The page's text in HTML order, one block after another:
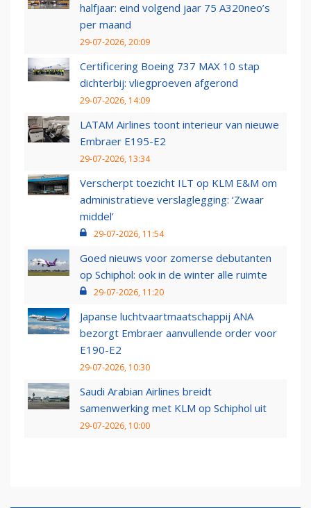
halfjaar: eind volgend jaar 75 A320neo’s
per maand
29-07-2026, 20:09
Certificering Boeing 737 MAX 10 stap
dichterbij: vliegproeven afgerond
29-07-2026, 14:09
LATAM Airlines toont interieur van nieuwe
Embraer E195-E2
29-07-2026, 13:34
Verscherpt toezicht ILT op KLM E&M om
administratieve verslaglegging: ‘Zwaar
middel’
29-07-2026, 11:54
Goed nieuws voor zomerse debutanten
op Schiphol: ook in de winter alle ruimte
29-07-2026, 11:20
Japanse luchtvaartmaatschappij ANA
bezorgt Embraer aanvullende order voor
E190-E2
29-07-2026, 10:30
Saudi Arabian Airlines breidt
samenwerking met KLM op Schiphol uit
29-07-2026, 10:00